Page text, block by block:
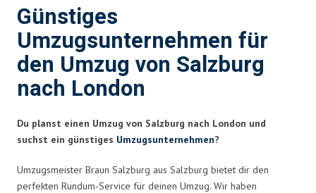
Günstiges
Umzugsunternehmen für
den Umzug von Salzburg
nach London
Du planst einen Umzug von Salzburg nach London und
suchst ein günstiges Umzugsunternehmen?
Umzugsmeister Braun Salzburg aus Salzburg bietet dir den
perfekten Rundum-Service für deinen Umzug. Wir haben